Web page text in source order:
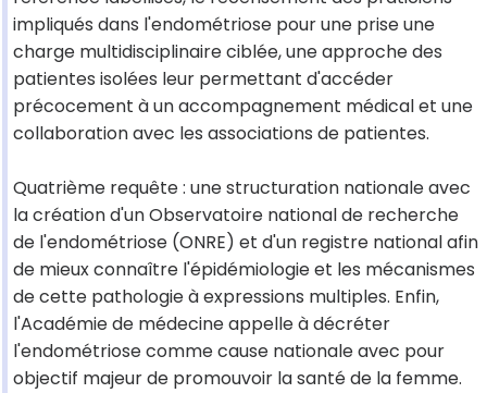
impliqués dans l'endométriose pour une prise une
charge multidisciplinaire ciblée, une approche des
patientes isolées leur permettant d'accéder
précocement à un accompagnement médical et une
collaboration avec les associations de patientes.
Quatrième requête : une structuration nationale avec
la création d'un Observatoire national de recherche
de l'endométriose (ONRE) et d'un registre national afin
de mieux connaître l'épidémiologie et les mécanismes
de cette pathologie à expressions multiples. Enfin,
l'Académie de médecine appelle à décréter
l'endométriose comme cause nationale avec pour
objectif majeur de promouvoir la santé de la femme.